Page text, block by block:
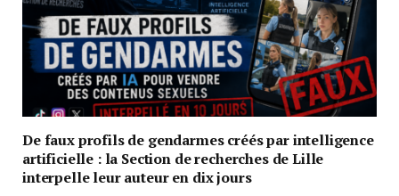
De faux profils de gendarmes créés par intelligence
artificielle : la Section de recherches de Lille
interpelle leur auteur en dix jours